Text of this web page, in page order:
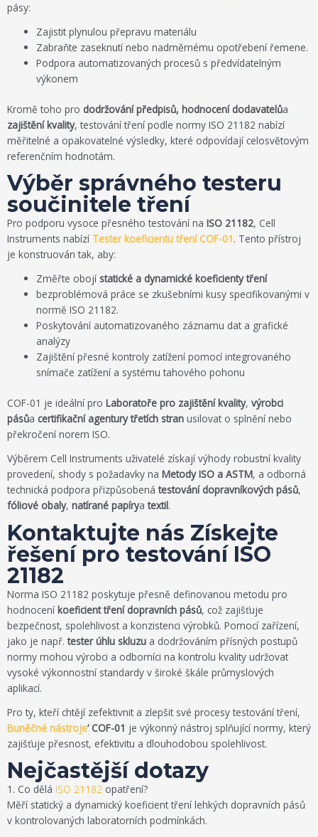
pásy:
Zajistit plynulou přepravu materiálu
Zabraňte zaseknutí nebo nadměrnému opotřebení řemene.
Podpora automatizovaných procesů s předvídatelným
výkonem
Kromě toho pro dodržování předpisů, hodnocení dodavatelůa
zajištění kvality, testování tření podle normy ISO 21182 nabízí
měřitelné a opakovatelné výsledky, které odpovídají celosvětovým
referenčním hodnotám.
Výběr správného testeru
součinitele tření
Pro podporu vysoce přesného testování na ISO 21182, Cell
Instruments nabízí Tester koeficientu tření COF-01. Tento přístroj
je konstruován tak, aby:
Změřte obojístatické a dynamické koeficienty tření
bezproblémová práce se zkušebními kusy specifikovanými v
normě ISO 21182.
Poskytování automatizovaného záznamu dat a grafické
analýzy
Zajištění přesné kontroly zatížení pomocí integrovaného
snímače zatížení a systému tahového pohonu
COF-01 je ideální pro Laboratoře pro zajištění kvality, výrobci
pásůa certifikační agentury třetích stran usilovat o splnění nebo
překročení norem ISO.
Výběrem Cell Instruments uživatelé získají výhody robustní kvality
provedení, shody s požadavky na Metody ISO a ASTM, a odborná
technická podpora přizpůsobenátestování dopravníkových pásů,
fóliové obaly, natírané papíryatextil.
Kontaktujte nás Získejte
řešení pro testování ISO
21182
Norma ISO 21182 poskytuje přesně definovanou metodu pro
hodnocení koeficient tření dopravních pásů, což zajišťuje
bezpečnost, spolehlivost a konzistenci výrobků. Pomocí zařízení,
jako je např.tester úhlu skluzu a dodržováním přísných postupů
normy mohou výrobci a odborníci na kontrolu kvality udržovat
vysoké výkonnostní standardy v široké škále průmyslových
aplikací.
Pro ty, kteří chtějí zefektivnit a zlepšit své procesy testování tření,
Buněčné nástroje‘ COF-01 je výkonný nástroj splňující normy, který
zajišťuje přesnost, efektivitu a dlouhodobou spolehlivost.
Nejčastější dotazy
1. Co dělá ISO 21182 opatření?
Měří statický a dynamický koeficient tření lehkých dopravních pásů
v kontrolovaných laboratorních podmínkách.